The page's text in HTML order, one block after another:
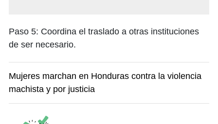
Paso 5: Coordina el traslado a otras instituciones
de ser necesario.
Mujeres marchan en Honduras contra la violencia
machista y por justicia